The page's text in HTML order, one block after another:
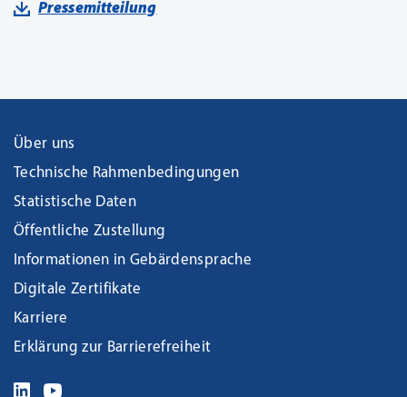
Pressemitteilung
Über uns
Technische Rahmenbedingungen
Statistische Daten
Öffentliche Zustellung
Informationen in Gebärdensprache
Digitale Zertifikate
Karriere
Erklärung zur Barrierefreiheit